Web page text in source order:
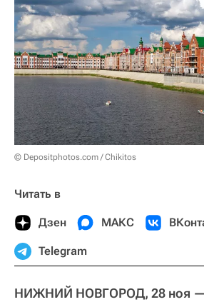
© Depositphotos.com / Chikitos
Читать в
Дзен МАКС
Telegram
НИЖНИЙ НОВГОРОД, 28 ноя